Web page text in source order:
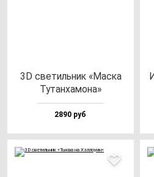
3D све­тиль­ник «Мас­ка
Тутан­ха­мо­на»
2890 руб